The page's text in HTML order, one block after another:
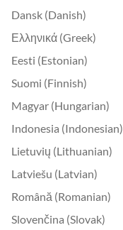
Dansk (Danish)
Ελληνικά (Greek)
Eesti (Estonian)
Suomi (Finnish)
Magyar (Hungarian)
Indonesia (Indonesian)
Lietuvių (Lithuanian)
Latviešu (Latvian)
Română (Romanian)
Slovenčina (Slovak)